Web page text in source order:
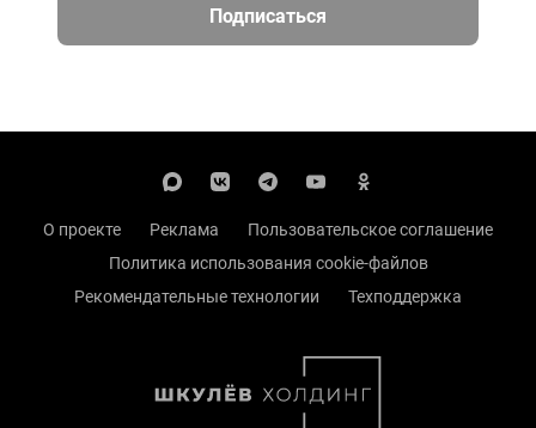
Подписаться
О проекте Реклама
Пользовательское соглашение
Политика использования cookie-файлов
Рекомендательные технологии
Техподдержка